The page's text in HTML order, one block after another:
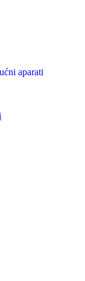
aparati